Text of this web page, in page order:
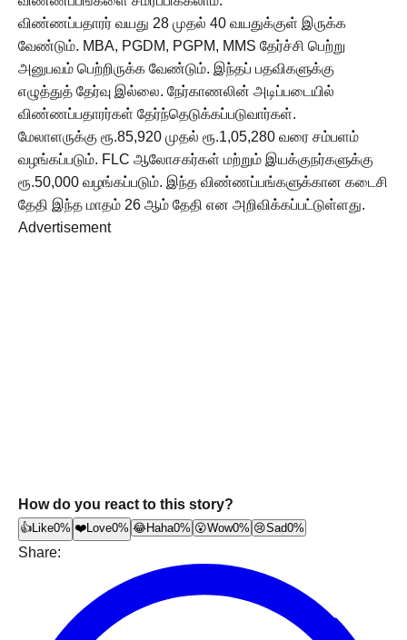
விண்ணப்பதாரர் வயது 28 முதல் 40 வயதுக்குள் இருக்க
வேண்டும். MBA, PGDM, PGPM, MMS தேர்ச்சி பெற்று
அனுபவம் பெற்றிருக்க வேண்டும். இந்தப் பதவிகளுக்கு
எழுத்துத் தேர்வு இல்லை. நேர்காணலின் அடிப்படையில்
விண்ணப்பதாரர்கள் தேர்ந்தெடுக்கப்படுவார்கள்.
மேலாளருக்கு ரூ.85,920 முதல் ரூ.1,05,280 வரை சம்பளம்
வழங்கப்படும். FLC ஆலோசகர்கள் மற்றும் இயக்குநர்களுக்கு
ரூ.50,000 வழங்கப்படும். இந்த விண்ணப்பங்களுக்கான கடைசி
தேதி இந்த மாதம் 26 ஆம் தேதி என அறிவிக்கப்பட்டுள்ளது.
Advertisement
How do you react to this story?
👍Like0% ❤️Love0% 😂Haha0% 😮Wow0% 😢Sad0%
Share: